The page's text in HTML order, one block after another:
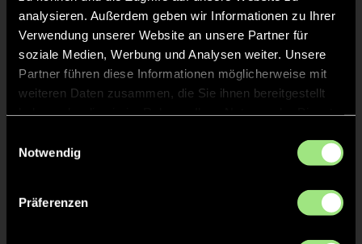
analysieren. Außerdem geben wir Informationen zu Ihrer
Verwendung unserer Website an unsere Partner für
soziale Medien, Werbung und Analysen weiter. Unsere
Partner führen diese Informationen möglicherweise mit
weiteren Daten zusammen, die Sie ihnen bereitgestellt
Notwendig
Präferenzen
33' TOR 7:3, FELDTOR